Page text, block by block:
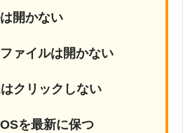
開かない
ァイルは開かない
クリックしない
を最新に保つ